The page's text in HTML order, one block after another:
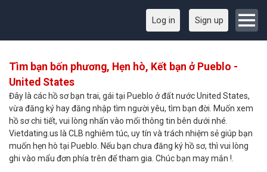
Log in Sign up
Tìm bạn bốn phương, Hẹn hò, Kết bạn ở Pueblo -
United States
Đây là các hồ sơ bạn trai, gái tại Pueblo ở đất nước United States,
vừa đăng ký hay đăng nhập tìm người yêu, tìm bạn đời. Muốn xem
hồ sơ chi tiết, vui lòng nhấn vào mổi thông tin bên dưới nhé.
Vietdating.us là CLB nghiêm túc, uy tín và trách nhiệm sẻ giúp bạn
muốn hẹn hò tại Pueblo. Nếu bạn chưa đăng ký hồ sơ, thì vui lòng
ghi vào mẩu đơn phía trên để tham gia. Chúc bạn may mắn !.